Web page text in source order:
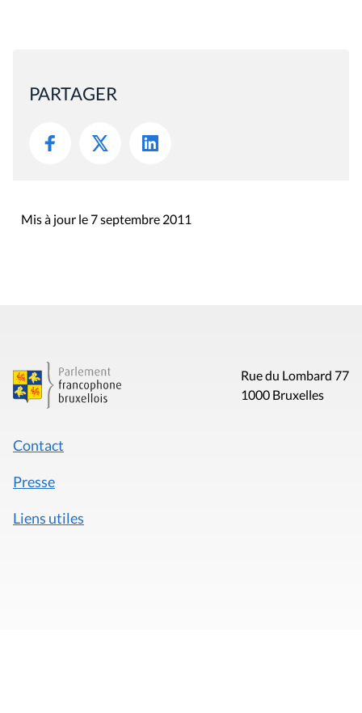
PARTAGER
Mis à jour le 7 septembre 2011
Rue du Lombard 77
1000 Bruxelles
Contact
Presse
Liens utiles